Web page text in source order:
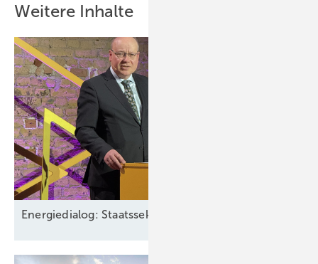
Weitere Inhalte
Energiedialog: Staatssekretär spricht über EEG-